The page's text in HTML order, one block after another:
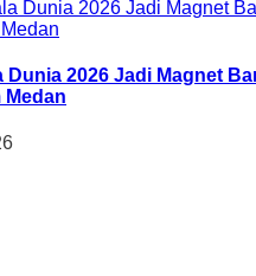
Dunia 2026 Jadi Magnet
Medan